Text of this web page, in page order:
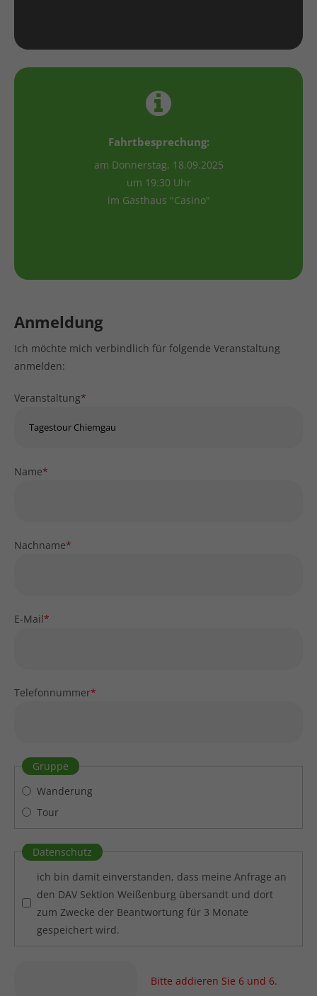
Fahrtbesprechung:
am Donnerstag, 18.09.2025
um 19:30 Uhr
im Gasthaus "Casino"
Anmeldung
Ich möchte mich verbindlich für folgende Veranstaltung
anmelden:
Veranstaltung*
Name*
Nachname*
E-Mail*
Telefonnummer*
Gruppe
Wanderung
Tour
Datenschutz
ich bin damit einverstanden, dass meine Anfrage an
den DAV Sektion Weißenburg übersandt und dort
zum Zwecke der Beantwortung für 3 Monate
gespeichert wird.
Bitte addieren Sie 6 und 6.